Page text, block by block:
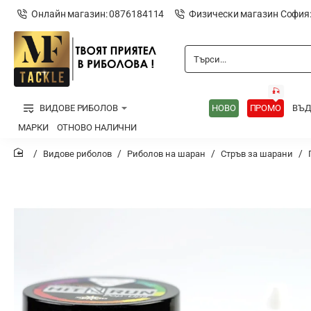
Онлайн магазин: 0876184114 Физически магазин
Търси...
ВИДОВЕ РИБОЛОВ НОВО ПРОМО
🎣
МАРКИ
ОТНОВО НАЛИЧНИ
Видове риболов Риболов на шаран Стръв за шарани